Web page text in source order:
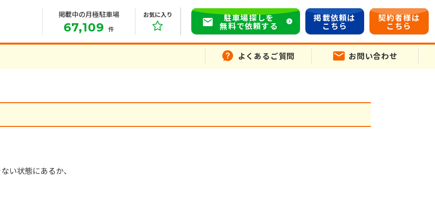
掲載中の月極駐車場
67,109 件
お気に入り 駐車場探しを
無料で依頼する
掲載依頼は
こちら
契約者様は
こちら
よくあるご質問 お問い合わせ
い状態にあるか、